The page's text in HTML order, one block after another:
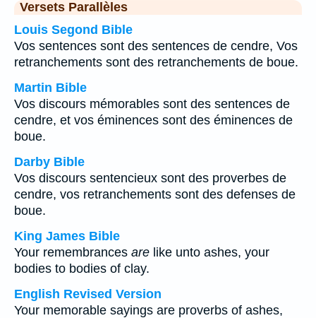
Versets Parallèles
Louis Segond Bible
Vos sentences sont des sentences de cendre, Vos
retranchements sont des retranchements de boue.
Martin Bible
Vos discours mémorables sont des sentences de
cendre, et vos éminences sont des éminences de
boue.
Darby Bible
Vos discours sentencieux sont des proverbes de
cendre, vos retranchements sont des defenses de
boue.
King James Bible
Your remembrances are like unto ashes, your
bodies to bodies of clay.
English Revised Version
Your memorable sayings are proverbs of ashes,